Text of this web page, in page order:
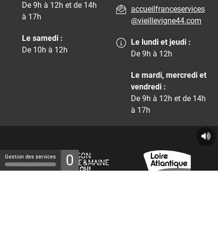
De 9h à 12h et de 14h
à 17h
Le samedi :
De 10h à 12h
accueilfranceservices
@vieillevigne44.com
Le lundi et jeudi :
De 9h à 12h
Le mardi, mercredi et
vendredi :
De 9h à 12h et de 14h
à 17h
Gestion des services 0